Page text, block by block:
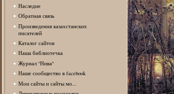
Наследие
Обратная связь
Произведения казахстанских
писателей
Каталог сайтов
Наша библиотечка
Журнал "Нива"
Наше сообщество в facebook
Мои сайты и сайты мо...